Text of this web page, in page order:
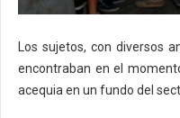
Los sujetos, con diversos
encontraban en el
acequia en un fundo del